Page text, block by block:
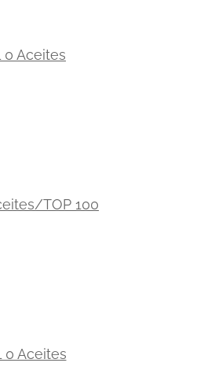
0 Aceites
TOP 100
0 Aceites